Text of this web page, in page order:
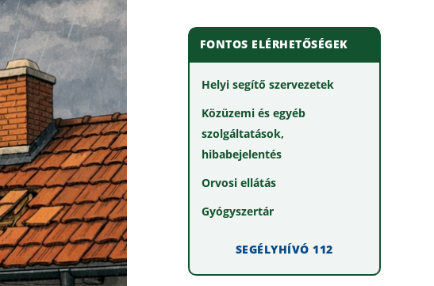
FONTOS ELÉRHETŐSÉGEK
Helyi segítő szervezetek
Közüzemi és egyéb
szolgáltatások,
hibabejelentés
Orvosi ellátás
Gyógyszertár
SEGÉLYHÍVÓ 112